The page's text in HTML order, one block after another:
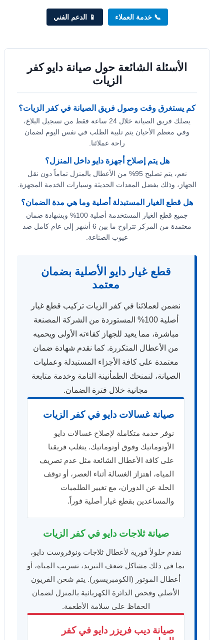
📞 خدمة العملاء 📱 الدعم الفني
الأسئلة الشائعة حول صيانة دايو كفر
الزيات
كم يستغرق وقت وصول فريق الصيانة في كفر الزيات؟
يصلك فريق الصيانة خلال 24 ساعة فقط من تسجيل البلاغ،
وفي معظم الأحيان يتم تلبية الطلب في نفس اليوم لضمان
راحة عملائنا.
هل يتم إصلاح أجهزة دايو داخل المنزل؟
نعم، يتم تصليح 95% من الأعطال بالمنزل تماماً دون نقل
الجهاز، وذلك بفضل المعدات الحديثة وسيارات الخدمة المجهزة.
هل قطع الغيار المستبدلة أصلية وما هي مدة الضمان؟
جميع قطع الغيار المستخدمة أصلية 100% وبشهادة ضمان
معتمدة من المركز تتراوح ما بين 6 أشهر إلى عام كامل ضد
عيوب الصناعة.
قطع غيار دايو الأصلية بضمان
معتمد
نضمن لعملائنا في كفر الزيات تركيب قطع غيار
أصلية 100% المستوردة من الشركة المصنعة
مباشرة، مما يعيد للجهاز كفاءته الأولى ويحميه
من الأعطال المتكررة. كما نقدم شهادة ضمان
معتمدة على كافة الأجزاء المستبدلة وعمليات
الصيانة، لنمنحك الطمأنينة التامة وخدمة متابعة
مجانية خلال فترة الضمان.
صيانة غسالات دايو في كفر الزيات
نوفر خدمة متكاملة لإصلاح غسالات دايو
الأوتوماتيك وفوق أوتوماتيك. يتغلب فريقنا
على كافة الأعطال الشائعة مثل عدم تصريف
المياه، اهتزاز الغسالة أثناء العصر، أو توقف
الحلة عن الدوران، مع تغيير الطلمبات
والمساعدين بقطع غيار أصلية فوراً.
صيانة ثلاجات دايو في كفر الزيات
نقدم حلولاً فورية لأعطال ثلاجات ونوفروست دايو،
بما في ذلك مشاكل ضعف التبريد، تسريب المياه، أو
أعطال الموتور (الكومبريسور). يتم شحن الفريون
الأصلي وفحص الدائرة الكهربائية بالمنزل لضمان
الحفاظ على سلامة الأطعمة.
صيانة ديب فريزر دايو في كفر